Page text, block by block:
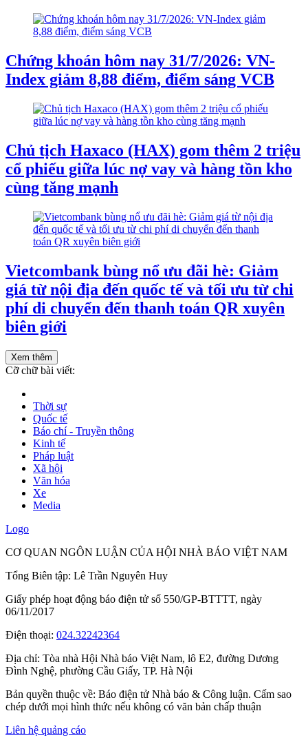
Chứng khoán hôm nay 31/7/2026: VN-
Index giảm 8,88 điểm, điểm sáng VCB
Chủ tịch Haxaco (HAX) gom thêm 2 triệu
cổ phiếu giữa lúc nợ vay và hàng tồn kho
cùng tăng mạnh
Vietcombank bùng nổ ưu đãi hè: Giảm
giá từ nội địa đến quốc tế và tối ưu từ chi
phí di chuyển đến thanh toán QR xuyên
biên giới
Xem thêm
Cỡ chữ bài viết:
Thời sự
Quốc tế
Báo chí - Truyền thông
Kinh tế
Pháp luật
Xã hội
Văn hóa
Xe
Media
Logo
CƠ QUAN NGÔN LUẬN CỦA HỘI NHÀ BÁO VIỆT NAM
Tổng Biên tập: Lê Trần Nguyên Huy
Giấy phép hoạt động báo điện tử số 550/GP-BTTTT, ngày
06/11/2017
Điện thoại: 024.32242364
Địa chỉ: Tòa nhà Hội Nhà báo Việt Nam, lô E2, đường Dương
Đình Nghệ, phường Cầu Giấy, TP. Hà Nội
Bản quyền thuộc về: Báo điện tử Nhà báo & Công luận. Cấm sao
chép dưới mọi hình thức nếu không có văn bản chấp thuận
Liên hệ quảng cáo